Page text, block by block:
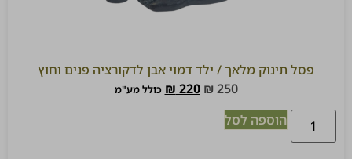
פסל תינוק מלאך / ילד דמוי אבן לדקורציה פנים וחוץ
₪250
₪ 220 כולל מע"מ
הוספה לסל